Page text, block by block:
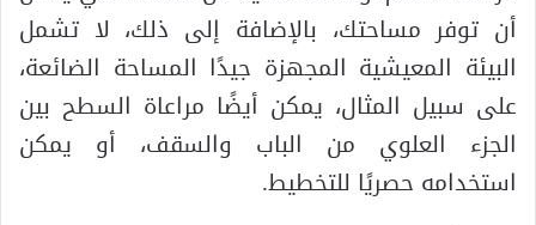
أن توفر مساحتك، بالإضافة إلى ذلك، لا تشمل
البيئة المعيشية المجهزة جيدًا المساحة الضائعة،
على سبيل المثال، يمكن أيضًا مراعاة السطح بين
الجزء العلوي من الباب والسقف، أو يمكن
استخدامه حصريًا للتخطيط.